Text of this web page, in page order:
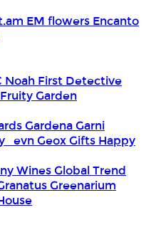
EM flowers Encanto
Noah First Detective
Fruity Garden
GardenaGarni
GeoxGifts Happy
WinesGlobal Trend
Greenarium